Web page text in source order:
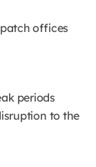
offices
periods
to the